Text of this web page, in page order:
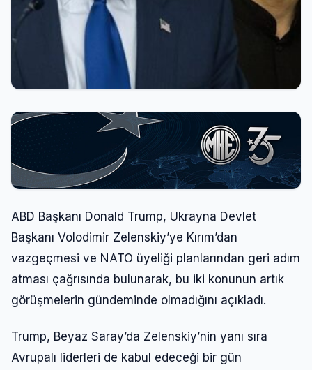
ABD Başkanı Donald Trump, Ukrayna Devlet
Başkanı Volodimir Zelenskiy’ye Kırım’dan
vazgeçmesi ve NATO üyeliği planlarından geri adım
atması çağrısında bulunarak, bu iki konunun artık
görüşmelerin gündeminde olmadığını açıkladı.
Trump, Beyaz Saray’da Zelenskiy’nin yanı sıra
Avrupalı liderleri de kabul edeceği bir gün